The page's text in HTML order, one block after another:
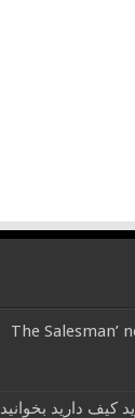
‘The Salesman’
کیف دارید بخوانید